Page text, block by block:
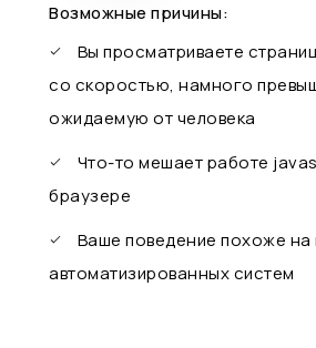
Возможные причины:
Вы просматриваете
со скоростью, намного
ожидаемую от человека
Что-то мешает работе
браузере
Ваше поведение похоже на
автоматизированных систем